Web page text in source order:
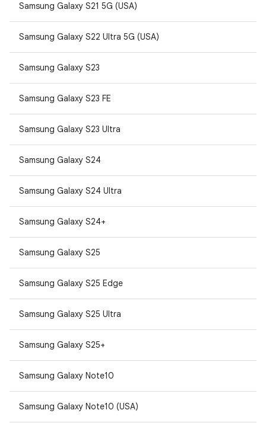
Samsung Galaxy S21 5G (USA)
Samsung Galaxy S22 Ultra 5G (USA)
Samsung Galaxy S23
Samsung Galaxy S23 FE
Samsung Galaxy S23 Ultra
Samsung Galaxy S24
Samsung Galaxy S24 Ultra
Samsung Galaxy S24+
Samsung Galaxy S25
Samsung Galaxy S25 Edge
Samsung Galaxy S25 Ultra
Samsung Galaxy S25+
Samsung Galaxy Note10
Samsung Galaxy Note10 (USA)